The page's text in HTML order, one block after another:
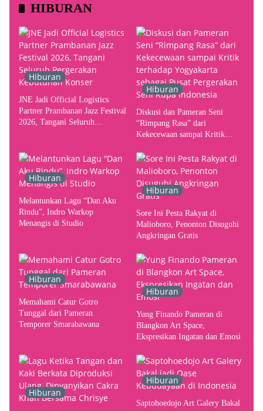
HIBURAN
Hiburan
JNE Jadi Official Logistics
Partner Prambanan Jazz Festival
2026, Tangani Seluruh
Hiburan
Diskusi dan Pameran Seni
“Rimpang Rasa” dari
Kekecewaan sampai Kritik
Pusat Pergerakan Seni Rupa
Indonesia
Hiburan
Melantunkan Lagu “Dan Aku
Rindu”, Indro Warkop
Menangis di Studio
Hiburan
Sore Ini Pesta Rakyat di
Malioboro, Penonton Disuguhi
Angkringan Gratis
Hiburan
Memahami Catur Gotro
Tunggal dari Pameran
Temporer Smarabawana
Hiburan
Yung Finando Pameran di
Blangkon Art Space,
Ekspresikan Ingatan dan Emosi
Hiburan
Hiburan
Saptohoedojo Art Galery Bakal